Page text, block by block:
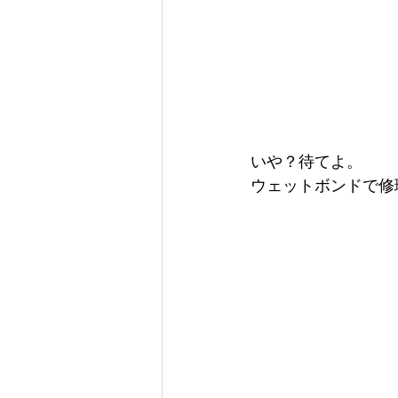
いや？待てよ。
ウェットボンドで